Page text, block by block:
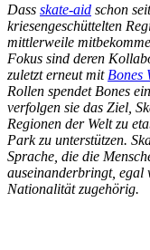
Dass skate-aid schon
kriesengeschüttelten
mittlerweile
Fokus sind deren
zuletzt erneut mit Bones
Rollen spendet Bones
verfolgen sie das Ziel,
Regionen der Welt zu
Park zu unterstützen.
Sprache, die die
auseinanderbringt,
Nationalität zugehörig.